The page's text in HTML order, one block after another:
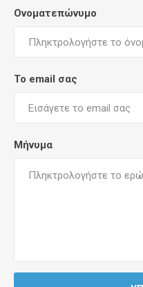
Ονοματεπώνυμο
Το email σας
Μήνυμα